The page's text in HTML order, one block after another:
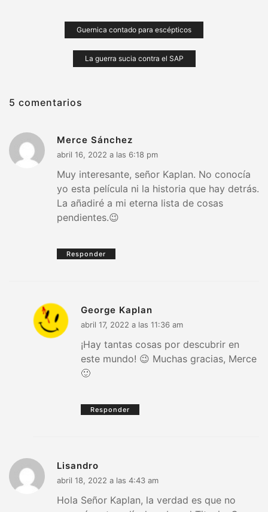
NavegaciónGuernica contado para escépticos
La guerra sucia contra el SAP
5 comentarios
Merce Sánchez
abril 16, 2022 a las 6:18 pm
Muy interesante, señor Kaplan. No conocía
yo esta película ni la historia que hay detrás.
La añadiré a mi eterna lista de cosas
pendientes.😉
Responder
George Kaplan
abril 17, 2022 a las 11:36 am
¡Hay tantas cosas por descubrir en
este mundo! 😉 Muchas gracias, Merce
🙂
Responder
Lisandro
abril 18, 2022 a las 4:43 am
Hola Señor Kaplan, la verdad es que no